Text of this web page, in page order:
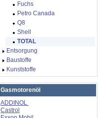
Fuchs
Petro Canada
Q8
Shell
TOTAL
Entsorgung
Baustoffe
Kunststoffe
Gasmotorenöl
ADDINOL
Castrol